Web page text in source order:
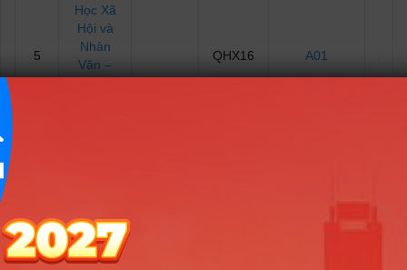
5
Học Xã
Hội và
Nhân
Văn –
QHX16 A01
6
Hội và
Nhân
Văn –